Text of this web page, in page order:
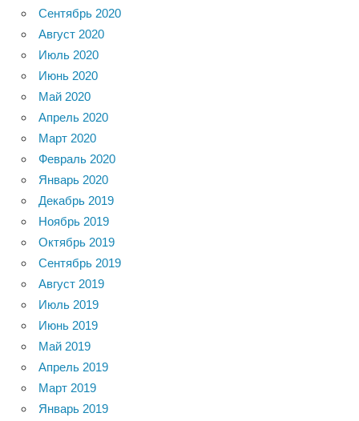
Сентябрь 2020
Август 2020
Июль 2020
Июнь 2020
Май 2020
Апрель 2020
Март 2020
Февраль 2020
Январь 2020
Декабрь 2019
Ноябрь 2019
Октябрь 2019
Сентябрь 2019
Август 2019
Июль 2019
Июнь 2019
Май 2019
Апрель 2019
Март 2019
Январь 2019